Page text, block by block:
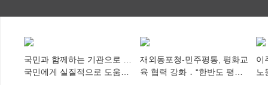
국민과 함께하는 기관으로 …
국민에게 실질적으로 도움이
재외동포청-민주평통, 평화교
육 협력 강화 ․ “한반도 평화,
이
노